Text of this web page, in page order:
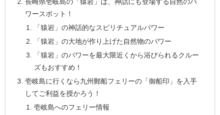
長崎県壱岐島の「猿岩」は、神話にも登場する自然のパ
ワースポット！
「猿岩」の神話的なスピリチュアルパワー
「猿岩」の大地が作り上げた自然物のパワー
「猿岩」のパワーを最大限近くから浴びられるクルー
ズもおすすめ！
壱岐島に行くなら九州郵船フェリーの「御船印」を入手
してご利益を授かろう！
壱岐島へのフェリー情報